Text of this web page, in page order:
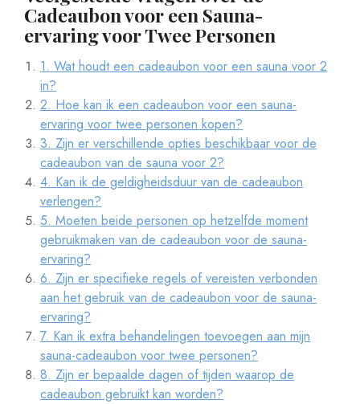
Cadeaubon voor een Sauna-
ervaring voor Twee Personen
1. Wat houdt een cadeaubon voor een sauna voor 2
in?
2. Hoe kan ik een cadeaubon voor een sauna-
ervaring voor twee personen kopen?
3. Zijn er verschillende opties beschikbaar voor de
cadeaubon van de sauna voor 2?
4. Kan ik de geldigheidsduur van de cadeaubon
verlengen?
5. Moeten beide personen op hetzelfde moment
gebruikmaken van de cadeaubon voor de sauna-
ervaring?
6. Zijn er specifieke regels of vereisten verbonden
aan het gebruik van de cadeaubon voor de sauna-
ervaring?
7. Kan ik extra behandelingen toevoegen aan mijn
sauna-cadeaubon voor twee personen?
8. Zijn er bepaalde dagen of tijden waarop de
cadeaubon gebruikt kan worden?